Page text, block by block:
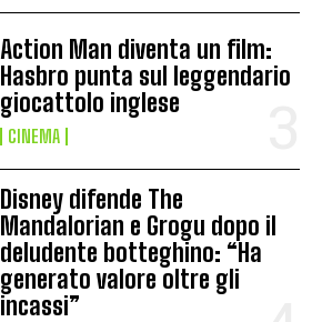
Action Man diventa un film:
Hasbro punta sul leggendario
giocattolo inglese
CINEMA
Disney difende The
Mandalorian e Grogu dopo il
deludente botteghino: “Ha
generato valore oltre gli
incassi”